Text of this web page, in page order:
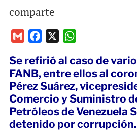
comparte
a
i
l
c
e
b
o
o
k
a
t
s
A
p
p
Se refirió al caso de
FANB, entre ellos al
Pérez Suárez,
Comercio y Suministro
Petróleos de Venezuela
detenido por corrupción.